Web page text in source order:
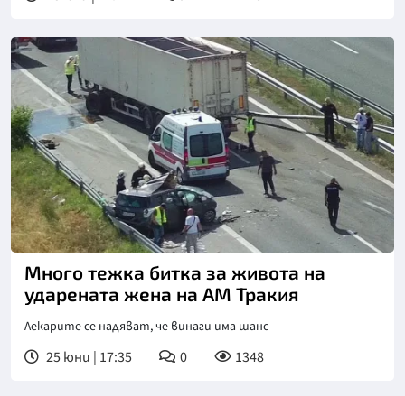
Много тежка битка за живота на
ударената жена на АМ Тракия
Лекарите се надяват, че винаги има шанс
25 юни | 17:35 0 1348